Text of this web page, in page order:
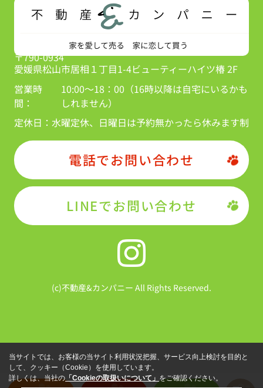
〒790-0934
愛媛県松山市居相１丁目1-4ビューティーハイツ椿 2F
営業時
間：
10:00～18：00（16時以降は自宅にいるかも
しれません）
定休日： 水曜定休、日曜日は予約無かったら休みます制
電話でお問い合わせ
LINEでお問い合わせ
(c)不動産&カンパニー All Rights Reserved.
当サイトでは、お客様の当サイト利用状況把握、サービス向上検討を目的と
して、クッキー（Cookie）を使用しています。
詳しくは、当社の「Cookieの取扱いについて」 をご確認ください。